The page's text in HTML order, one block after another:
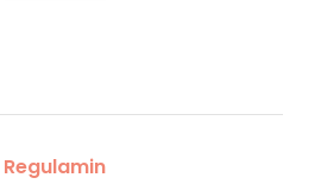
Regulamin